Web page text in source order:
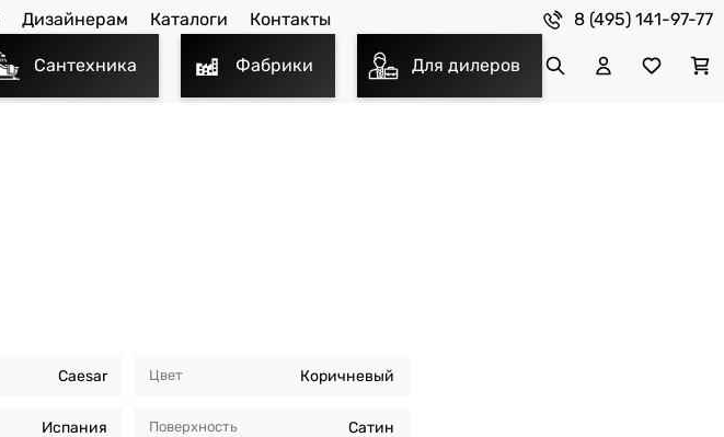
Дизайнерам Каталоги Контакты 8 (495) 141-97-77
Сантехника Фабрики Для дилеров
Caesar
Испания
Цвет Коричневый
Поверхность Сатин